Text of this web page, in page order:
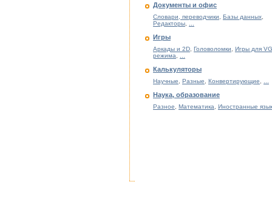
Документы и офис
Словари, переводчики, Базы данных,
Редакторы, ...
Игры
Аркады и 2D, Головоломки, Игры для
режима, ...
Калькуляторы
Научные, Разные, Конвертирующие, ...
Наука, образование
Разное, Математика, Иностранные